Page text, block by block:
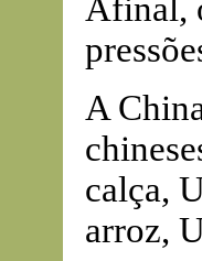
Afinal,
A
calça,
arroz,